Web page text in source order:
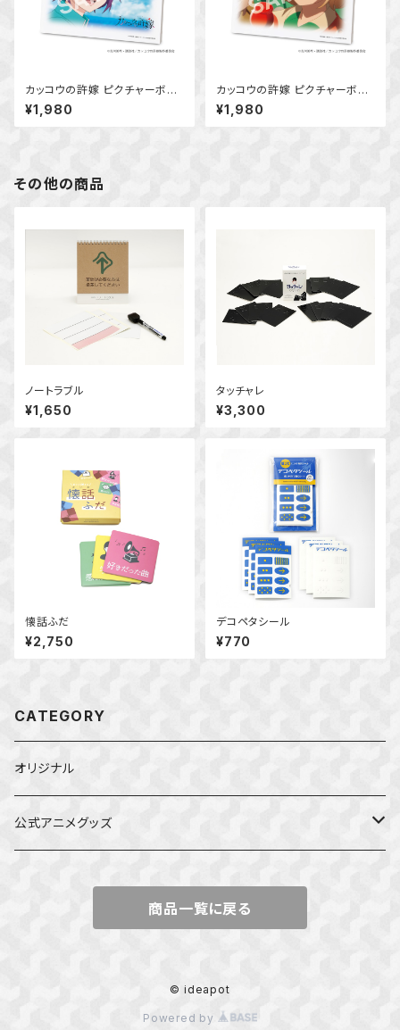
カッコウの許嫁 ピクチャーボー
ド大 (瀬川ひろ)
¥1,980
カッコウの許嫁 ピクチャーボー
ド大 (海野 幸)
¥1,980
その他の商品
ノートラブル
¥1,650
タッチャレ
¥3,300
懐話ふだ
¥2,750
デコペタシール
¥770
CATEGORY
オリジナル
公式アニメグッズ
ダンジョンの中のひと
商品一覧に戻る
© ideapot
Powered by